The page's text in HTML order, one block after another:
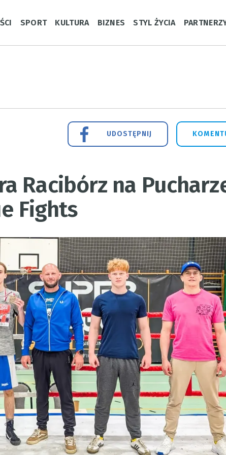
SPORT KULTURA BIZNES STYL ŻYCIA
UDOSTĘPNIJ
Racibórz na
Fights